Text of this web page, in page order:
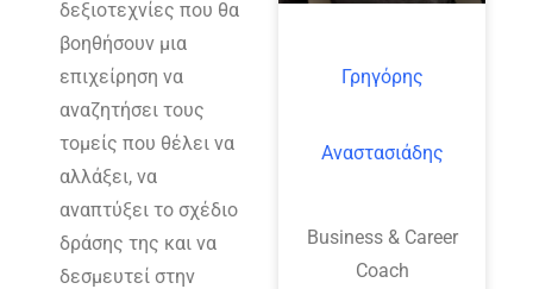
δεξιοτεχνίες που θα
βοηθήσουν μια
επιχείρηση να
αναζητήσει τους
τομείς που θέλει να
αλλάξει, να
αναπτύξει το σχέδιο
δράσης της και να
δεσμευτεί στην
Γρηγόρης
Αναστασιάδης
Business & Career
Coach